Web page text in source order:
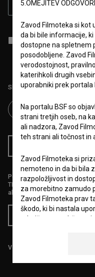
Sprejemamsplošne
obdelavo osebnih
Sledite nam na:
Podprite nas z donacijo na
TRR: SI56 6100 0001 5706 684,
ali s kreditno kartico:
Doniraj
Vse cene vsebujejo DDV.
5.OMEJITEV
Zavod Filmoteka si kot
da bi bile informacije,
dostopne na spletnem
posodobljene. Zavod
verodostojnost,
katerihkoli drugih
uporabniki prek portala
Na portalu BSF so
strani tretjih oseb, na
ali nadzora, Zavod
teh strani ali točnost in
Zavod Filmoteka si
nemoteno in da bi bila
razpoložljivost in
za morebitno zamudo
Zavod Filmoteka prav
škodo, ki bi nastala
tehničnega
vse napake odpraviti v